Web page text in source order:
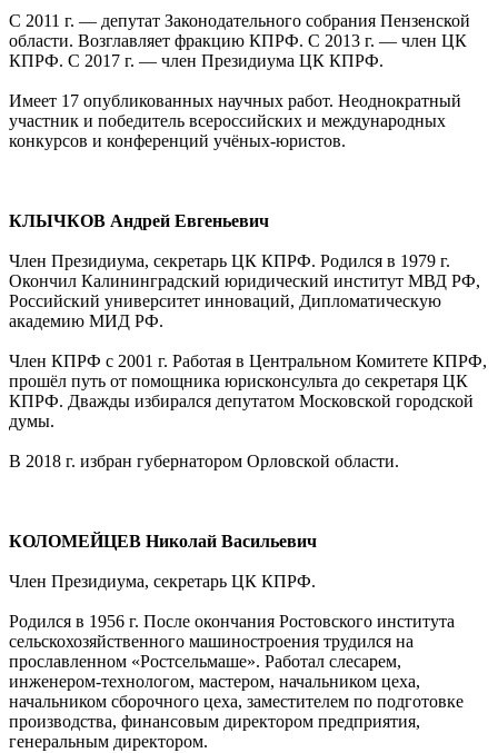
С 2011 г. — депутат Законодательного собрания Пензенской
области. Возглавляет фракцию КПРФ. С 2013 г. — член ЦК
КПРФ. С 2017 г. — член Президиума ЦК КПРФ.
Имеет 17 опубликованных научных работ. Неоднократный
участник и победитель всероссийских и международных
конкурсов и конференций учёных-юристов.
КЛЫЧКОВ Андрей Евгеньевич
Член Президиума, секретарь ЦК КПРФ. Родился в 1979 г.
Окончил Калининградский юридический институт МВД РФ,
Российский университет инноваций, Дипломатическую
академию МИД РФ.
Член КПРФ с 2001 г. Работая в Центральном Комитете КПРФ,
прошёл путь от помощника юрисконсульта до секретаря ЦК
КПРФ. Дважды избирался депутатом Московской городской
думы.
В 2018 г. избран губернатором Орловской области.
КОЛОМЕЙЦЕВ Николай Васильевич
Член Президиума, секретарь ЦК КПРФ.
Родился в 1956 г. После окончания Ростовского института
сельскохозяйственного машиностроения трудился на
прославленном «Ростсельмаше». Работал слесарем,
инженером-технологом, мастером, начальником цеха,
начальником сборочного цеха, заместителем по подготовке
производства, финансовым директором предприятия,
генеральным директором.